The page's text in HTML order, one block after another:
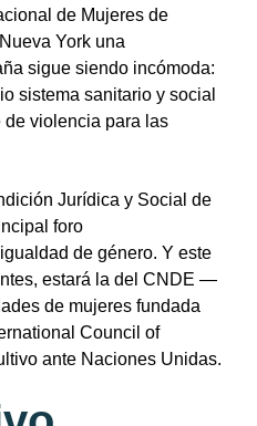
de Mujeres de
York una
sigue siendo incómoda:
sistema sanitario y social
de violencia para las
Jurídica y Social de
foro
de género. Y este
estará la del CNDE —
de mujeres fundada
Council of
ante Naciones Unidas.